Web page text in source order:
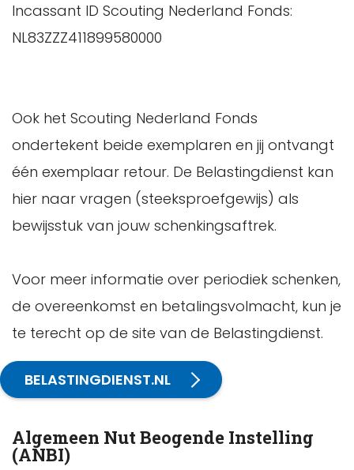
Incassant ID Scouting Nederland Fonds:
NL83ZZZ411899580000
Ook het Scouting Nederland Fonds
ondertekent beide exemplaren en jij ontvangt
één exemplaar retour. De Belastingdienst kan
hier naar vragen (steeksproefgewijs) als
bewijsstuk van jouw schenkingsaftrek.
Voor meer informatie over periodiek schenken,
de overeenkomst en betalingsvolmacht, kun je
te terecht op de site van de Belastingdienst.
BELASTINGDIENST.NL
Algemeen Nut Beogende Instelling
(ANBI)